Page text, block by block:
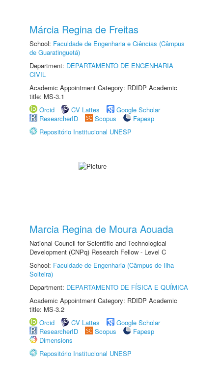
Márcia Regina de Freitas
School: Faculdade de Engenharia e Ciências (Câmpus
de Guaratinguetá)
Department: DEPARTAMENTO DE ENGENHARIA
CIVIL
Academic Appointment Category: RDIDP Academic
title: MS-3.1
Orcid
CV Lattes
Google Scholar
ResearcherID
Scopus
Fapesp
Repositório Institucional UNESP
Marcia Regina de Moura Aouada
National Council for Scientific and Technological
Development (CNPq) Research Fellow - Level C
School: Faculdade de Engenharia (Câmpus de Ilha
Solteira)
Department: DEPARTAMENTO DE FÍSICA E QUÍMICA
Academic Appointment Category: RDIDP Academic
title: MS-3.2
Orcid
CV Lattes
Google Scholar
ResearcherID
Scopus
Fapesp
Dimensions
Repositório Institucional UNESP